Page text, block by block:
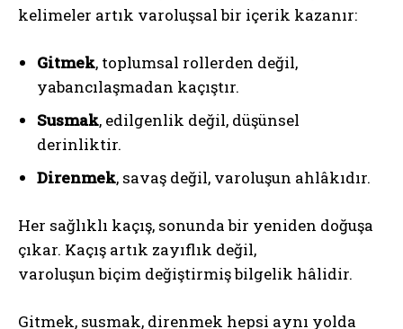
kelimeler artık varoluşsal bir içerik kazanır:
Gitmek, toplumsal rollerden değil,
yabancılaşmadan kaçıştır.
Susmak, edilgenlik değil, düşünsel
derinliktir.
Direnmek, savaş değil, varoluşun ahlâkıdır.
Her sağlıklı kaçış, sonunda bir yeniden doğuşa
çıkar. Kaçış artık zayıflık değil,
varoluşun biçim değiştirmiş bilgelik hâlidir.
Gitmek, susmak, direnmek hepsi aynı yolda